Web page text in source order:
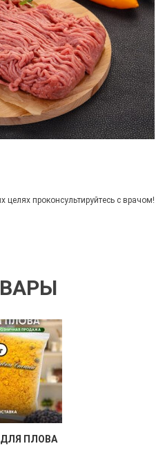
проконсультируйтесь с врачом!
ПЛОВА